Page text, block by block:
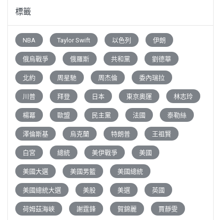
標籤
NBA Taylor Swift 以色列 伊朗
俄烏戰爭 俄羅斯 共和黨 劉德華
北約 周星馳 周杰倫 委內瑞拉
川普 拜登 日本 東京奧運 林志玲
楊冪 歐盟 民主黨 法國 泰勒絲
澤倫斯基 烏克蘭 特朗普 王祖賢
白宮 總統 美伊戰爭 美國
美國大選 美國男籃 美國總統
美國總統大選 美股 美選 英國
荷姆茲海峽 謝霆鋒 賀錦麗 賈靜雯